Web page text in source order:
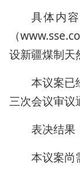
具体内
（
设新疆煤制天
本议案已
三次会议审议
表决结果
本议案尚